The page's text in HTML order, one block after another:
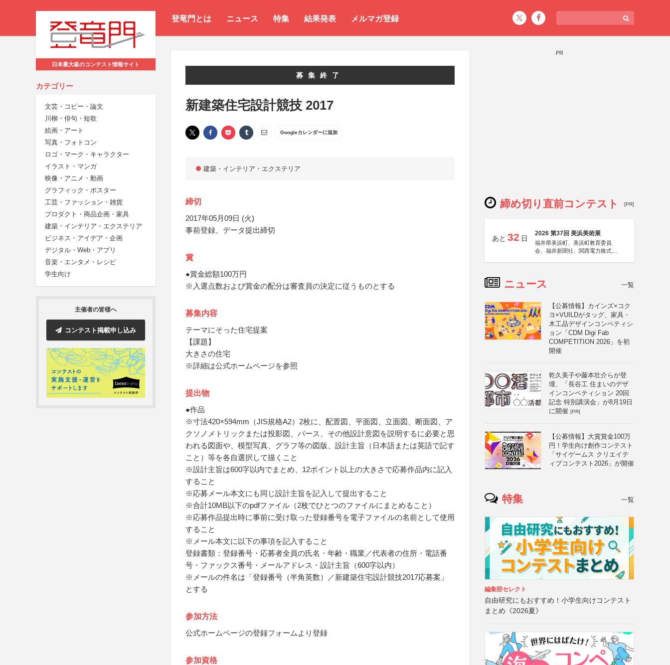
登竜門とは ニュース 特集 結果発表 メルマガ登録
日本最大級のコンテスト情報サイト
カテゴリー
文芸・コピー・論文
川柳・俳句・短歌
絵画・アート
写真・フォトコン
ロゴ・マーク・キャラクター
イラスト・マンガ
映像・アニメ・動画
グラフィック・ポスター
工芸・ファッション・雑貨
プロダクト・商品企画・家具
建築・インテリア・エクステリア
ビジネス・アイデア・企画
デジタル・Web・アプリ
音楽・エンタメ・レシピ
学生向け
主催者の皆様へ
コンテスト掲載申し込み
募集終了
新建築住宅設計競技 2017
Googleカレンダーに追加
建築・インテリア・エクステリア
締切
2017年05月09日 (火)
事前登録、データ提出締切
賞
●賞金総額100万円
※入選点数および賞金の配分は審査員の決定に従うものとする
募集内容
テーマにそった住宅提案
【課題】
大きさの住宅
※詳細は公式ホームページを参照
提出物
●作品
※寸法420×594mm（JIS規格A2）2枚に、配置図、平面図、立面図、断面図、ア
クソノメトリックまたは投影図、パース、その他設計意図を説明するに必要と思
われる図面や、模型写真、グラフ等の図版、設計主旨（日本語または英語で記す
こと）等を各自選択して描くこと
※設計主旨は600字以内でまとめ、12ポイント以上の大きさで応募作品内に記入
すること
※応募メール本文にも同じ設計主旨を記入して提出すること
※合計10MB以下のpdfファイル（2枚でひとつのファイルにまとめること）
※応募作品提出時に事前に受け取った登録番号を電子ファイルの名前として使用
すること
※メール本文に以下の事項を記入すること
登録書類：登録番号・応募者全員の氏名・年齢・職業／代表者の住所・電話番
号・ファックス番号・メールアドレス・設計主旨（600字以内）
※メールの件名は「登録番号（半角英数）／新建築住宅設計競技2017応募案」
とする
参加方法
公式ホームページの登録フォームより登録
参加資格
PR
締め切り直前コンテスト [PR]
あと 32 日
2026 第37回 美浜美術展
福井県美浜町、美浜町教育委員
会、福井新聞社、関西電力株式会
ニュース 一覧
【公募情報】カインズ×コク
ヨ×VUILDがタッグ、家具・
木工品デザインコンペティシ
ョン「CDM Digi Fab
COMPETITION 2026」を初
開催
乾久美子や藤本壮介らが登
壇、「長谷工 住まいのデザ
インコンペティション 20回
記念 特別講演会」が8月19日
に開催 [PR]
【公募情報】大賞賞金100万
円！学生向け創作コンテスト
「サイゲームス クリエイテ
ィブコンテスト2026」が開催
特集 一覧
編集部セレクト
自由研究にもおすすめ！小学生向けコンテスト
まとめ《2026夏》